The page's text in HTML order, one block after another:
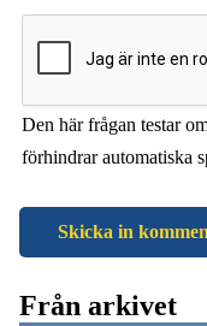
Den här frågan testar
förhindrar automatiska
Från arkivet